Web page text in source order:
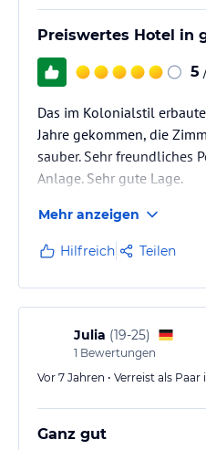
Preiswertes Hotel in
5
Das im Kolonialstil
Jahre gekommen, die
sauber. Sehr freundliches
Anlage. Sehr gute Lage.
Mehr anzeigen
Hilfreich Teilen
Julia (19-25)
1 Bewertungen
Vor 7 Jahren • Verreist als Paar
Ganz gut